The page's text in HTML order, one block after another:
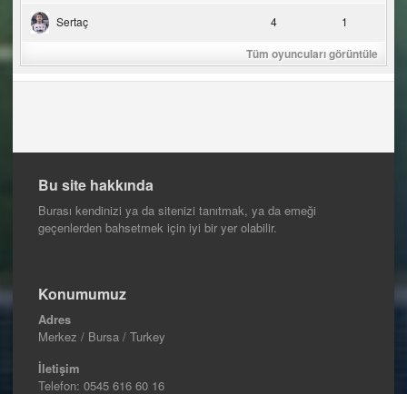
Sertaç 4 1
Tüm oyuncuları görüntüle
Bu site hakkında
Burası kendinizi ya da sitenizi tanıtmak, ya da emeği
geçenlerden bahsetmek için iyi bir yer olabilir.
Konumumuz
Adres
Merkez / Bursa / Turkey
İletişim
Telefon: 0545 616 60 16